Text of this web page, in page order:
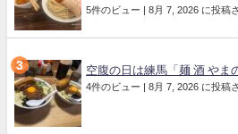
5件のビュー | 8月 7, 2026 に投稿
空腹の日は練馬「麺 酒 やま
4件のビュー | 8月 7, 2026 に投稿